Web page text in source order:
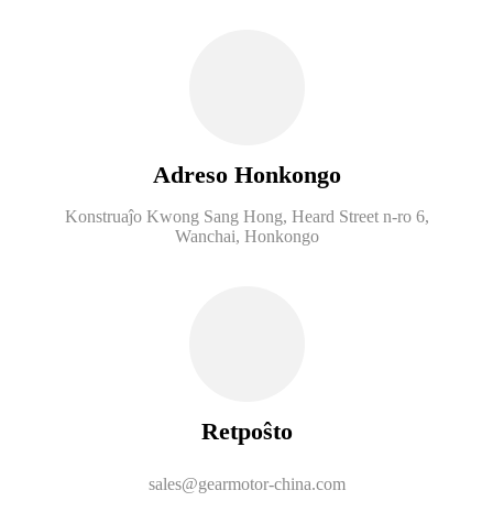
Adreso Honkongo
Konstruaĵo Kwong Sang Hong, Heard Street n-ro 6,
Wanchai, Honkongo
Retpoŝto
sales@gearmotor-china.com